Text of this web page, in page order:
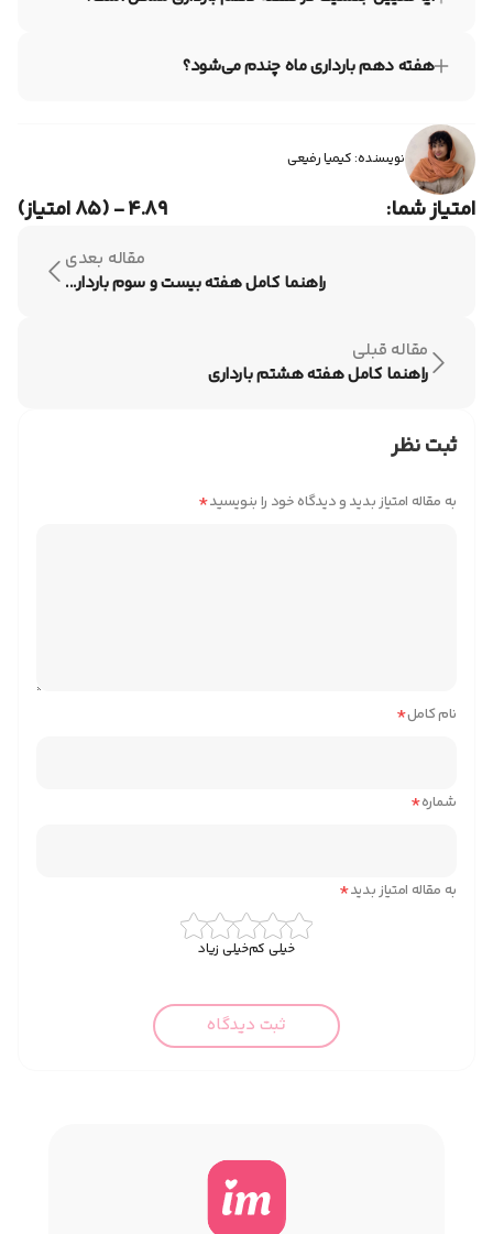
بارداری باشد. در صورت مشاهده هرگونه خونریزی یا درد غیرمعمول،
امکان‌پذیر نیست. معمولاً از هفته ۱۷ بارداری به بعد می‌توان
جنسیت جنین را با دقت بیشتری مشخص کرد. در هفته‌های اولیه
هفته دهم بارداری ماه چندم می‌شود؟
های نهم تا سیزدهم است.
نویسنده: کیمیا رفیعی
امتیاز شما: ۴.۸۹ - (۸۵ امتیاز)
مقاله قبلی
راهنما کامل هفته هشتم بارداری
مقاله بعدی
راهنما کامل هفته بیست و سوم باردار...
ثبت نظر
به مقاله امتیاز بدید و دیدگاه خود را بنویسید*
نام کامل*
شماره*
به مقاله امتیاز بدید*
خیلی کمخیلی زیاد
ثبت دیدگاه